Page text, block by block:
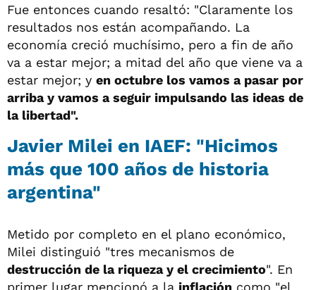
Fue entonces cuando resaltó: "Claramente los
resultados nos están acompañando. La
economía creció muchísimo, pero a fin de año
va a estar mejor; a mitad del año que viene va a
estar mejor; y en octubre los vamos a pasar por
arriba y vamos a seguir impulsando las ideas de
la libertad".
Javier Milei en IAEF: "Hicimos
más que 100 años de historia
argentina"
Metido por completo en el plano económico,
Milei distinguió "tres mecanismos de
destrucción de la riqueza y el crecimiento". En
primer lugar mencionó a la inflación como "el